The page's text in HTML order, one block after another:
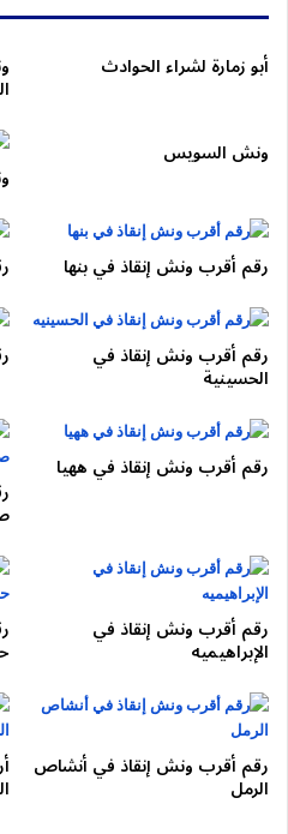
لو عربيتك عطلت فجأة أو حصل
يوفّر لك خدمة إنقاذ
الأوناش وسائقين محترفين، مع التزام
📞 اتصل الآن:
وصول فوري – أمان كامل – خدمة
⭐لماذا تختار ونش
🚗 أوناش حديثة تناسب
🧑‍🔧 خبرة كبيرة في التعامل
الجديدة
🔒 تثبيت احترافي يحافظ على
💰 أسعار واضحة بدون أي
ونش انقاذ هو الاختيار الآمن في أي
خدمة ونش التجمع
01050053007
🛠️ خدمات الونش
🔹ونش أعطالمفاجئة
أبو زمارة لشراء الحوادث
ونش السويس
رقم أقرب ونش إنقاذ في بنها
رقم أقرب ونش إنقاذ في
الحسينية
رقم أقرب ونش إنقاذ في ههيا
رقم أقرب ونش إنقاذ في
الإبراهيميه
رقم أقرب ونش إنقاذ في أنشاص
الرمل